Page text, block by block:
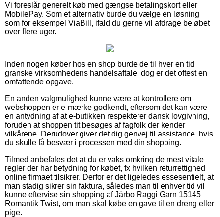
Vi foreslår generelt køb med gængse betalingskort eller
MobilePay. Som et alternativ burde du vælge en løsning
som for eksempel ViaBill, ifald du gerne vil afdrage beløbet
over flere uger.
Inden nogen køber hos en shop burde de til hver en tid
granske virksomhedens handelsaftale, dog er det oftest en
omfattende opgave.
En anden valgmulighed kunne være at kontrollere om
webshoppen er e-mærke godkendt, eftersom det kan være
en antydning af at e-butikken respekterer dansk lovgivning,
foruden at shoppen tit besøges af fagfolk der kender
vilkårene. Derudover giver det dig genvej til assistance, hvis
du skulle få besvær i processen med din shopping.
Tilmed anbefales det at du er vaks omkring de mest vitale
regler der har betydning for købet, fx hvilken returrettighed
online firmaet tilsikrer. Derfor er det ligeledes essesentielt, at
man stadig sikrer sin faktura, således man til enhver tid vil
kunne eftervise sin shopping af Järbo Raggi Garn 15145
Romantik Twist, om man skal købe en gave til en dreng eller
pige.